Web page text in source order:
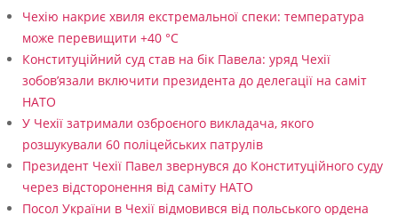
і
д
Чехію накриє хвиля екстремальної спеки: температура
може перевищити +40 °C
Конституційний суд став на бік Павела: уряд Чехії
зобов’язали включити президента до делегації на саміт
НАТО
У Чехії затримали озброєного викладача, якого
розшукували 60 поліцейських патрулів
Президент Чехії Павел звернувся до Конституційного суду
через відсторонення від саміту НАТО
Посол України в Чехії відмовився від польського ордена